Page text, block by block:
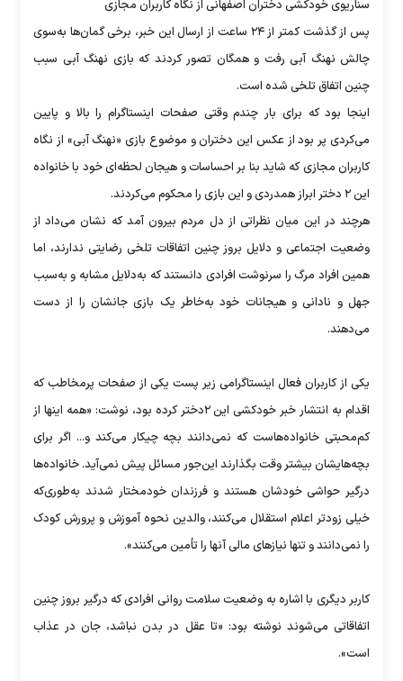
سناریوی خودکشی دختران اصفهانی از نگاه کاربران مجازی
پس از گذشت کمتر از ۲۴ ساعت از ارسال این خبر، برخی گمان‌ها به‌سوی
چالش نهنگ آبی رفت و همگان تصور کردند که بازی نهنگ آبی سبب
چنین اتفاق تلخی شده است.
اینجا بود که برای بار چندم وقتی صفحات اینستاگرام را بالا و پایین
می‌کردی پر بود از عکس این دختران و موضوع بازی «نهنگ آبی» از نگاه
کاربران مجازی که شاید بنا بر احساسات و هیجان لحظه‌ای خود با خانواده
این ۲ دختر ابراز همدردی و این بازی را محکوم می‌کردند.
هرچند در این میان نظراتی از دل مردم بیرون آمد که نشان می‌‌داد از
وضعیت اجتماعی و دلایل بروز چنین اتفاقات تلخی رضایتی ندارند، اما
همین افراد مرگ را سرنوشت افرادی دانستند که به‌دلایل مشابه و به‌سبب
جهل و نادانی و هیجانات خود به‌خاطر یک بازی جانشان را از دست
می‌دهند.
یکی از کاربران فعال اینستاگرامی زیر پست یکی از صفحات پرمخاطب که
اقدام به انتشار خبر خودکشی این ۲دختر کرده بود، نوشت: «همه اینها از
کم‌محبتی خانواده‌هاست که نمی‌دانند بچه چیکار می‌کند و... اگر برای
بچه‌هایشان بیشتر وقت بگذارند این‌جور مسائل پیش نمی‌آید. خانواده‌ها
درگیر حواشی خودشان هستند و فرزندان خودمختار شدند به‌طوری‌که
خیلی زودتر اعلام استقلال می‌کنند، والدین نحوه آموزش و پرورش کودک
را نمی‌دانند و تنها نیازهای مالی آنها را تأمین می‌کنند».
کاربر دیگری با اشاره به وضعیت سلامت روانی افرادی که درگیر بروز چنین
اتفاقاتی می‌شوند نوشته بود: «تا عقل در بدن نباشد، جان در عذاب
است».